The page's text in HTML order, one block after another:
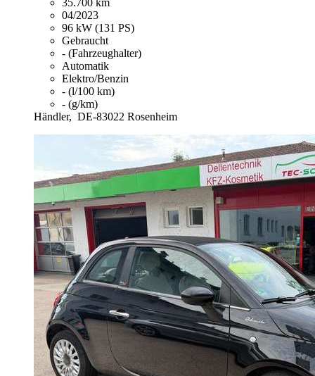
35.700 km
04/2023
96 kW (131 PS)
Gebraucht
- (Fahrzeughalter)
Automatik
Elektro/Benzin
- (l/100 km)
- (g/km)
Händler, DE-83022 Rosenheim